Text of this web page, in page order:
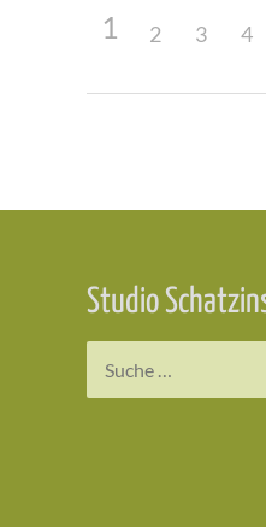
1 2 3 4
Studio